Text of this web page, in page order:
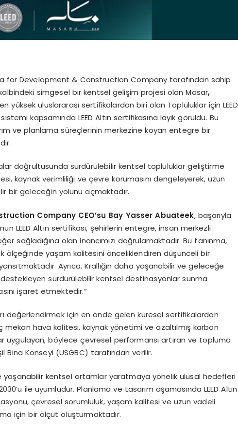
for Development & Construction Company tarafından sahip
simgesel bir kentsel gelişim projesi olan Masar,
yüksek uluslararası sertifikalardan biri olan Topluluklar için LEED
kapsamında LEED Altın sertifikasına layık görüldü. Bu
ve planlama süreçlerinin merkezine koyan entegre bir
doğrultusunda sürdürülebilir kentsel topluluklar geliştirme
kaynak verimliliği ve çevre korumasını dengeleyerek, uzun
bir geleceğin yolunu açmaktadır.
Company CEO’su Bay Yasser Abuateek, başarıyla
LEED Altın sertifikası, şehirlerin entegre, insan merkezli
sağladığına olan inancımızı doğrulamaktadır. Bu tanınma,
ölçeğinde yaşam kalitesini önceliklendiren düşünceli bir
Ayrıca, Krallığın daha yaşanabilir ve geleceğe
sürdürülebilir kentsel destinasyonlar sunma
işaret etmektedir.”
değerlendirmek için en önde gelen küresel sertifikalardan
mekan hava kalitesi, kaynak yönetimi ve azaltılmış karbon
uygulayan, böylece çevresel performansı artıran ve topluma
Konseyi (USGBC) tarafından verilir.
kentsel ortamlar yaratmaya yönelik ulusal hedefleri
ile uyumludur. Planlama ve tasarım aşamasında LEED Altın
çevresel sorumluluk, yaşam kalitesi ve uzun vadeli
için bir ölçüt oluşturmaktadır.